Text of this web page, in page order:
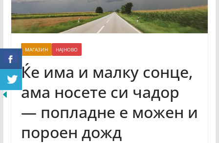
МАГАЗИН НАЈНОВО
Ќе има и малку сонце,
ама носете си чадор
— попладне е можен и
пороен дожд